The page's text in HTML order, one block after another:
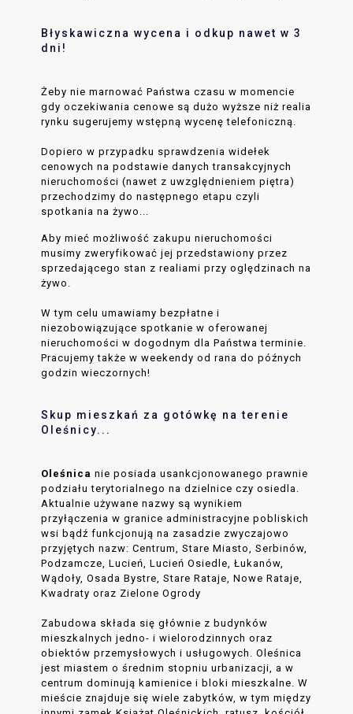
Błyskawiczna wycena i odkup nawet w 3
dni!
Żeby nie marnować Państwa czasu w momencie
gdy oczekiwania cenowe są dużo wyższe niż realia
rynku sugerujemy wstępną wycenę telefoniczną.
Dopiero w przypadku sprawdzenia widełek
cenowych na podstawie danych transakcyjnych
nieruchomości (nawet z uwzględnieniem piętra)
przechodzimy do następnego etapu czyli
spotkania na żywo...
Aby mieć możliwość zakupu nieruchomości
musimy zweryfikować jej przedstawiony przez
sprzedającego stan z realiami przy oględzinach na
żywo.
W tym celu umawiamy bezpłatne i
niezobowiązujące spotkanie w oferowanej
nieruchomości w dogodnym dla Państwa terminie.
Pracujemy także w weekendy od rana do późnych
godzin wieczornych!
Skup mieszkań za gotówkę na terenie
Oleśnicy...
Oleśnica nie posiada usankcjonowanego prawnie
podziału terytorialnego na dzielnice czy osiedla.
Aktualnie używane nazwy są wynikiem
przyłączenia w granice administracyjne pobliskich
wsi bądź funkcjonują na zasadzie zwyczajowo
przyjętych nazw: Centrum, Stare Miasto, Serbinów,
Podzamcze, Lucień, Lucień Osiedle, Łukanów,
Wądoły, Osada Bystre, Stare Rataje, Nowe Rataje,
Kwadraty oraz Zielone Ogrody
Zabudowa składa się głównie z budynków
mieszkalnych jedno- i wielorodzinnych oraz
obiektów przemysłowych i usługowych. Oleśnica
jest miastem o średnim stopniu urbanizacji, a w
centrum dominują kamienice i bloki mieszkalne. W
mieście znajduje się wiele zabytków, w tym między